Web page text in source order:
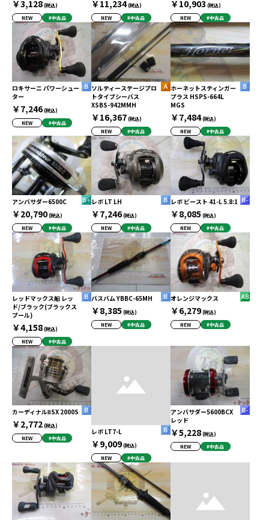
￥3,128(税込)
NEW
#中古品
￥11,234(税込)
NEW
#中古品
￥10,903 (税込)
NEW
#中古品
ロキサーニ パワーシュー
ター
￥7,246(税込)
NEW
#中古品
ソルティーステージプロ
トタイプシーバス
XSBS-942MMH
￥16,367(税込)
NEW
#中古品
ホーネットスティンガー
プラス HSPS-664L
MGS
￥7,484(税込)
NEW
#中古品
アンバサダー6500C
￥20,790(税込)
NEW
#中古品
レボ LT LH
￥7,246(税込)
NEW
#中古品
レボ ビースト 41-L 5.8:1
￥8,085 (税込)
NEW
#中古品
レッドマックス船 レッ
ド/ブラック(ブラックス
プール)
￥4,158(税込)
NEW
#中古品
バスバム YBBC-65MH
￥8,385 (税込)
NEW
#中古品
オレンジマックス
￥6,279(税込)
NEW
#中古品
カーディナルⅡSX 2000S
￥2,772(税込)
NEW
#中古品
レボ LT7-L
￥9,009(税込)
NEW
#中古品
アンバサダー5600BCX
レッド
￥5,228(税込)
NEW
#中古品